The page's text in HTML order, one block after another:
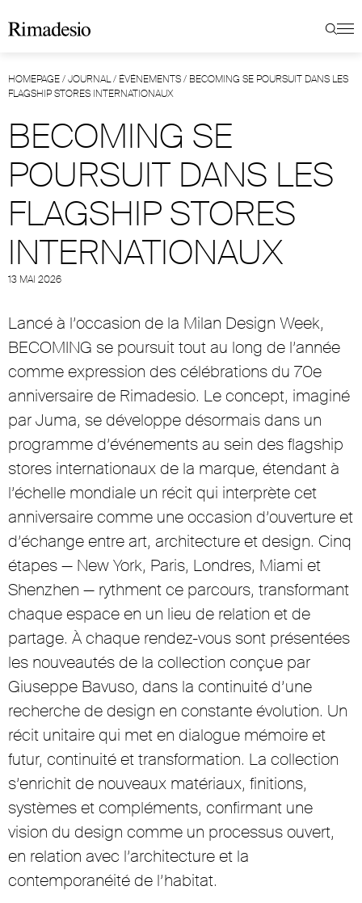
HOMEPAGE/JOURNAL/ ÉVÉNEMENTS/ BECOMING SE POURSUIT DANS LES
FLAGSHIP STORES INTERNATIONAUX
BECOMING SE
POURSUIT DANS LES
FLAGSHIP STORES
INTERNATIONAUX
13 MAI 2026
Lancé à l’occasion de la Milan Design Week,
BECOMING se poursuit tout au long de l’année
comme expression des célébrations du 70e
anniversaire de Rimadesio. Le concept, imaginé
par Juma, se développe désormais dans un
programme d’événements au sein des flagship
stores internationaux de la marque, étendant à
l’échelle mondiale un récit qui interprète cet
anniversaire comme une occasion d’ouverture et
d’échange entre art, architecture et design. Cinq
étapes — New York, Paris, Londres, Miami et
Shenzhen — rythment ce parcours, transformant
chaque espace en un lieu de relation et de
partage. À chaque rendez-vous sont présentées
les nouveautés de la collection conçue par
Giuseppe Bavuso, dans la continuité d’une
recherche de design en constante évolution. Un
récit unitaire qui met en dialogue mémoire et
futur, continuité et transformation. La collection
s’enrichit de nouveaux matériaux, finitions,
systèmes et compléments, confirmant une
vision du design comme un processus ouvert,
en relation avec l’architecture et la
contemporanéité de l’habitat.